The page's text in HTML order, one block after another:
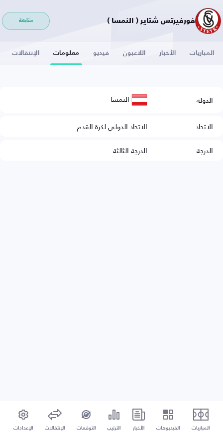
فورفيرتس شتاير ( النمسا ) متابعة
المباريات الأخبار اللاعبون فيديو معلومات الإنتقالات
الدولة النمسا
الاتحاد
الاتحاد الدولي لكرة القدم
الدرجة
الدرجة الثالثة
المباريات الفيديوهات الأخبار الترتيب التوقعات الإنتقالات الإعدادات